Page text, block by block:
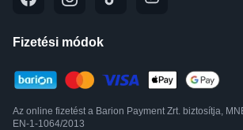
Fizetési módok
Az online fizetést a Barion Payment Zrt. biztosítja,
EN-1-1064/2013